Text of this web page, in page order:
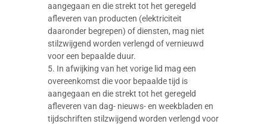
aangegaan en die strekt tot het geregeld
afleveren van producten (elektriciteit
daaronder begrepen) of diensten, mag niet
stilzwijgend worden verlengd of vernieuwd
voor een bepaalde duur.
5. In afwijking van het vorige lid mag een
overeenkomst die voor bepaalde tijd is
aangegaan en die strekt tot het geregeld
afleveren van dag- nieuws- en weekbladen en
tijdschriften stilzwijgend worden verlengd voor